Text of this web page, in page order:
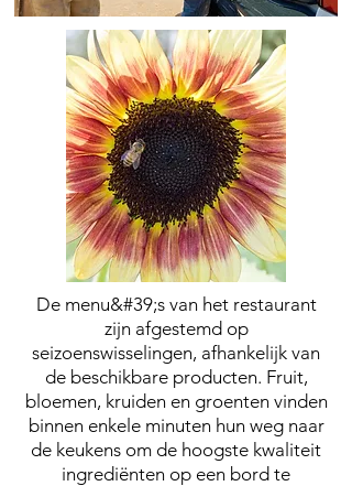
De menu&#39;s van het restaurant
zijn afgestemd op
seizoenswisselingen, afhankelijk van
de beschikbare producten. Fruit,
bloemen, kruiden en groenten vinden
binnen enkele minuten hun weg naar
de keukens om de hoogste kwaliteit
ingrediënten op een bord te